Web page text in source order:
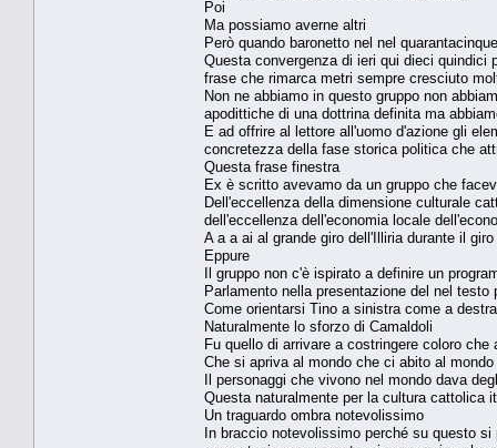
Poi
Ma possiamo averne altri
Però quando baronetto nel nel
Questa convergenza di ieri qui dieci
frase che rimarca metri sempre cresciuto
Non ne abbiamo in questo gruppo non
apodittiche di una dottrina definita ma
E ad offrire al lettore all'uomo d'azione gli
concretezza della fase storica politica che
Questa frase finestra
Ex è scritto avevamo da un gruppo che
Dell'eccellenza della dimensione culturale
dell'eccellenza dell'economia locale
A a a ai al grande giro dell'Illiria durante il
Eppure
Il gruppo non c'è ispirato a definire un
Parlamento nella presentazione del nel
Come orientarsi Tino a sinistra come a destra
Naturalmente lo sforzo di Camaldoli
Fu quello di arrivare a costringere coloro
Che si apriva al mondo che ci abito al
Il personaggi che vivono nel mondo dava
Questa naturalmente per la cultura cattolica
Un traguardo ombra notevolissimo
In braccio notevolissimo perché su questo